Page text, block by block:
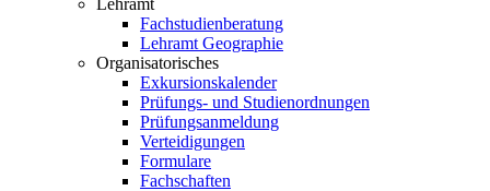
Lehramt
Fachstudienberatung
Lehramt Geographie
Organisatorisches
Exkursionskalender
Prüfungs- und Studienordnungen
Prüfungsanmeldung
Verteidigungen
Formulare
Fachschaften